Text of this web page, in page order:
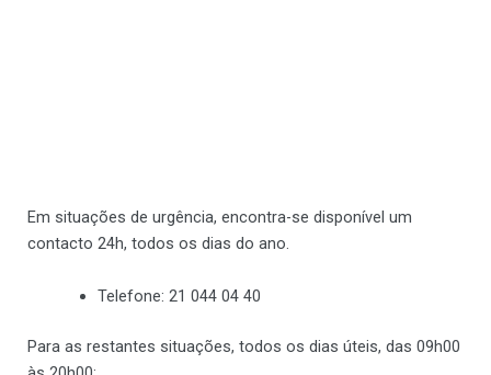
Em situações de urgência, encontra-se disponível um
contacto 24h, todos os dias do ano.
Telefone: 21 044 04 40
Para as restantes situações, todos os dias úteis, das 09h00